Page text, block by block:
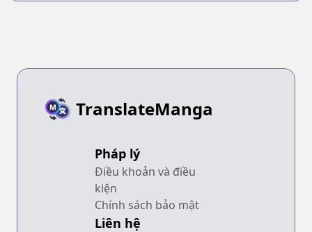
TranslateManga
Pháp lý
Điều khoản và điều
kiện
Chính sách bảo mật
Liên hệ